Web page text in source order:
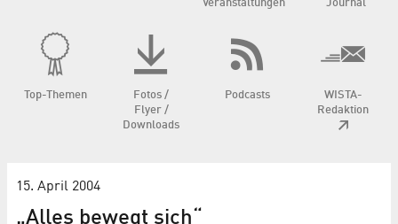
Veranstaltungen
Journal
Top-Themen
Fotos /
Flyer /
Downloads
Podcasts
WISTA-
Redaktion
15. April 2004
„Alles bewegt sich“